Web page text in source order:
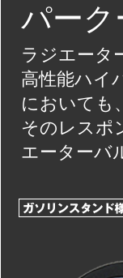
パーク
ラジエータ
高性能ハイ
においても
そのレスポ
エーターバ